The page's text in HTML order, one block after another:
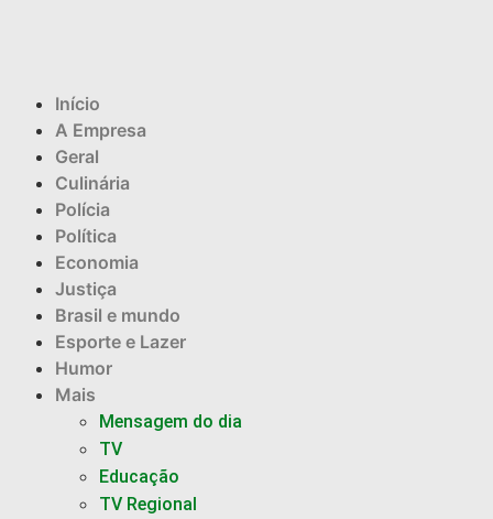
Início
A Empresa
Geral
Culinária
Polícia
Política
Economia
Justiça
Brasil e mundo
Esporte e Lazer
Humor
Mais
Mensagem do dia
TV
Educação
TV Regional